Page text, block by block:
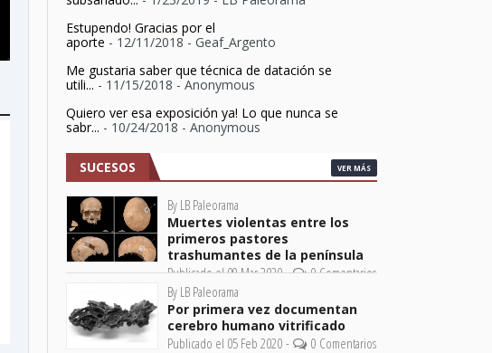
Estupendo! Gracias por el
aporte - 12/11/2018- Geaf_Argento
Me gustaria saber que técnica de datación se
utili...- 11/15/2018 - Anonymous
Quiero ver esa exposición ya! Lo que nunca se
sabr... - 10/24/2018 - Anonymous
SUCESOS VER MÁS
By LB Paleorama
Muertes violentas entre los
primeros pastores
trashumantes de la península
Publicado el 09 Mar 2020 -
0 Comentarios
By LB Paleorama
Por primera vez documentan
cerebro humano vitrificado
Publicado el 05 Feb 2020 -
0 Comentarios